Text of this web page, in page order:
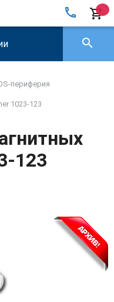
local_phone shopping_cart
search
периферия
1023-123
123